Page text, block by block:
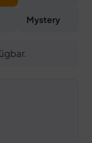
Mystery